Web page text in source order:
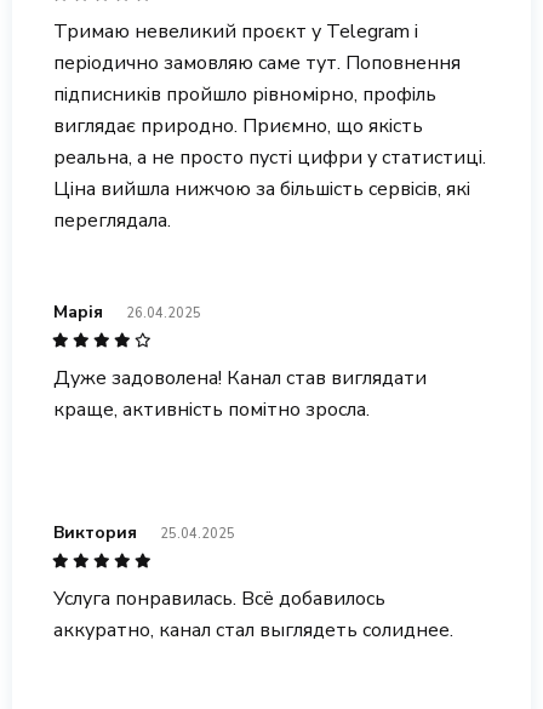
Тримаю невеликий проєкт у Telegram і
періодично замовляю саме тут. Поповнення
підписників пройшло рівномірно, профіль
виглядає природно. Приємно, що якість
реальна, а не просто пусті цифри у статистиці.
Ціна вийшла нижчою за більшість сервісів, які
переглядала.
Марія 26.04.2025
Дуже задоволена! Канал став виглядати
краще, активність помітно зросла.
Виктория 25.04.2025
Услуга понравилась. Всё добавилось
аккуратно, канал стал выглядеть солиднее.